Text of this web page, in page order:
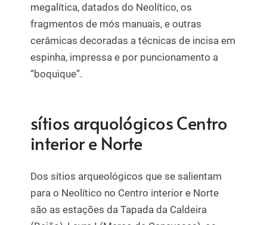
megalítica, datados do Neolítico, os
fragmentos de mós manuais, e outras
cerâmicas decoradas a técnicas de incisa em
espinha, impressa e por puncionamento a
“boquique”.
sítios arquológicos Centro
interior e Norte
Dos sítios arqueológicos que se salientam
para o Neolítico no Centro interior e Norte
são as estações da Tapada da Caldeira